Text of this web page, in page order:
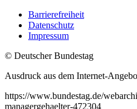
Barrierefreiheit
Datenschutz
Impressum
© Deutscher Bundestag
Ausdruck aus dem Internet-
https://www.bundestag.de/
managergehaelter-472304